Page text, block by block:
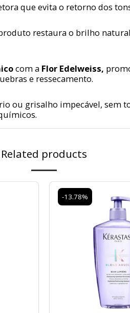
que evita o retorno dos
restaura o brilho
com a Flor Edelweiss,
e ressecamento.
grisalho impecável, sem
Related products
-13.78%